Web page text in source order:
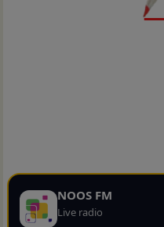
NOOS FM
Live radio